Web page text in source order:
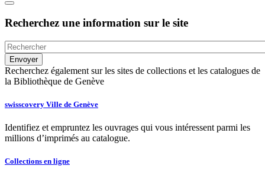
Recherchez une information sur le site
Recherchez également sur les sites de collections et les catalogues de
la Bibliothèque de Genève
swisscovery Ville de Genève
Identifiez et empruntez les ouvrages qui vous intéressent parmi les
millions d’imprimés au catalogue.
Collections en ligne